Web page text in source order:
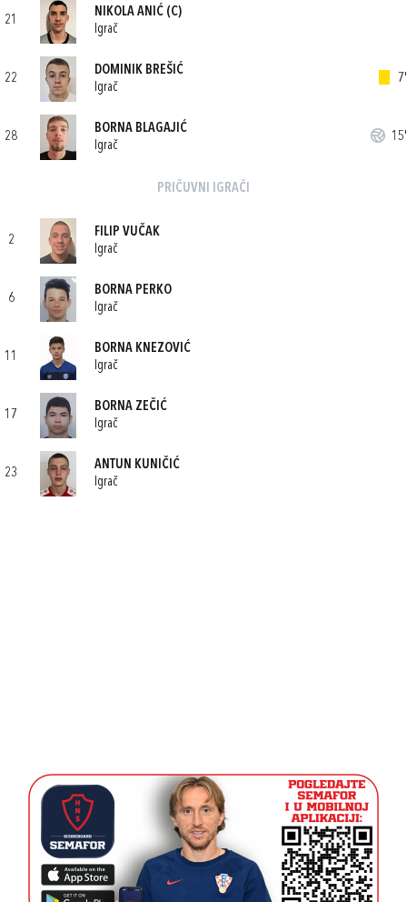
21
NIKOLA ANIĆ (C)
Igrač
22
DOMINIK BREŠIĆ
Igrač
7'
28
BORNA BLAGAJIĆ
Igrač
15'
PRIČUVNI IGRAČI
2
FILIP VUČAK
Igrač
6
BORNA PERKO
Igrač
11
BORNA KNEZOVIĆ
Igrač
17
BORNA ZEČIĆ
Igrač
23
ANTUN KUNIČIĆ
Igrač